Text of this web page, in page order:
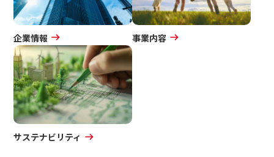
ニュース
お問い合わせ
マッチングサービス
日本語 ENGLISH
企業情報 事業内容
サステナビリティ